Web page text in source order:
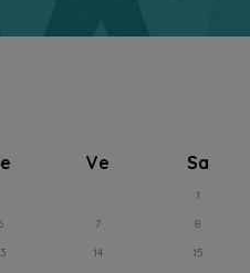
Ve Sa
1
7
8
14
15